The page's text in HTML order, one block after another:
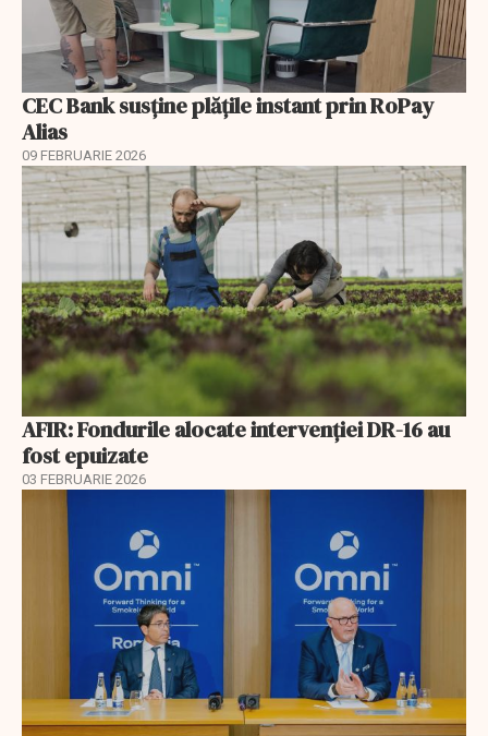
CEC Bank susține plățile instant prin RoPay
Alias
09 FEBRUARIE 2026
AFIR: Fondurile alocate intervenției DR-16 au
fost epuizate
03 FEBRUARIE 2026